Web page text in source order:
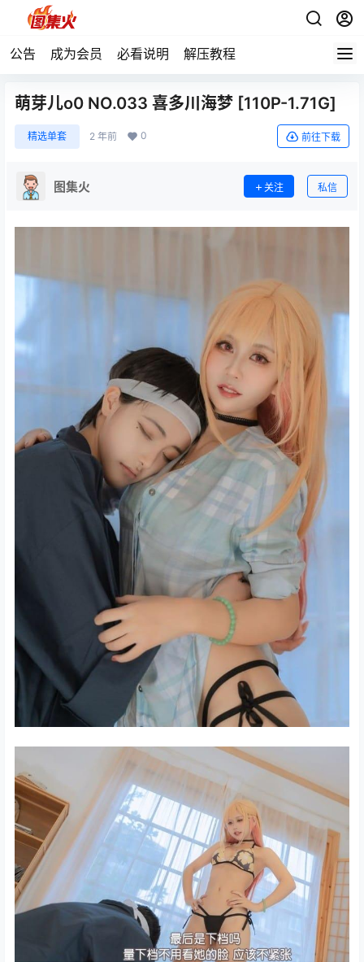
公告 成为会员 必看说明 解压教程
萌芽儿o0 NO.033 喜多川海梦 [110P-1.71G]
精选单套 2 年前 0 前往下载
图集火 关注 私信